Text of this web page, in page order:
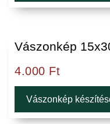
Vászonkép
4.000 Ft
Vászonkép